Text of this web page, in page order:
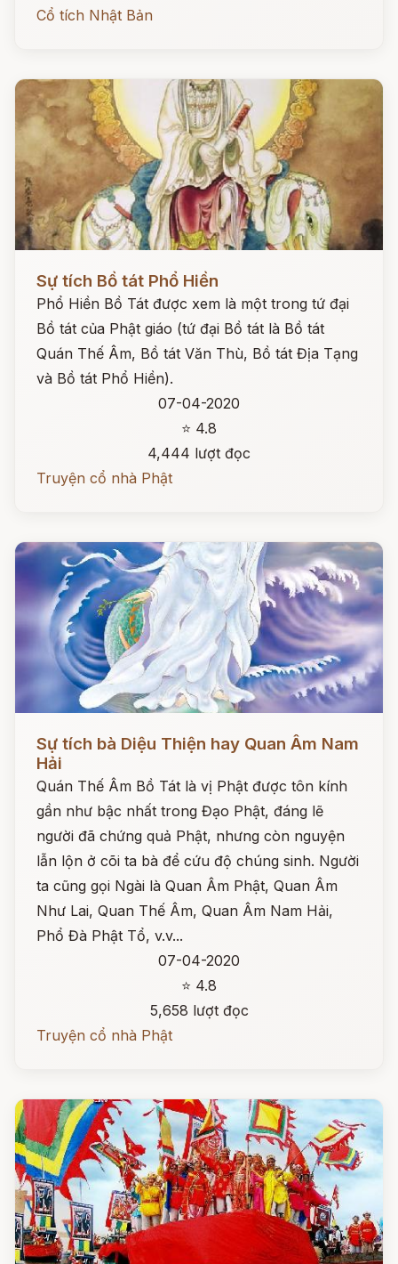
Cổ tích Nhật Bản
Sự tích Bồ tát Phổ Hiền
Phổ Hiền Bồ Tát được xem là một trong tứ đại
Bồ tát của Phật giáo (tứ đại Bồ tát là Bồ tát
Quán Thế Âm, Bồ tát Văn Thù, Bồ tát Địa Tạng
và Bồ tát Phổ Hiền).
07-04-2020
⭐ 4.8
4,444 lượt đọc
Truyện cổ nhà Phật
Sự tích bà Diệu Thiện hay Quan Âm Nam
Hải
Quán Thế Âm Bồ Tát là vị Phật được tôn kính
gần như bậc nhất trong Đạo Phật, đáng lẽ
người đã chứng quả Phật, nhưng còn nguyện
lẫn lộn ở cõi ta bà để cứu độ chúng sinh. Người
ta cũng gọi Ngài là Quan Âm Phật, Quan Âm
Như Lai, Quan Thế Âm, Quan Âm Nam Hải,
Phổ Đà Phật Tổ, v.v...
07-04-2020
⭐ 4.8
5,658 lượt đọc
Truyện cổ nhà Phật